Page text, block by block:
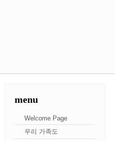
menu
Welcome Page
우리 가족도